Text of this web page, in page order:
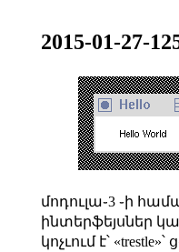
2015-01-27-
մոդուլա֊3 ֊ի
ինտերֆեյսներ
կոչւում է՝